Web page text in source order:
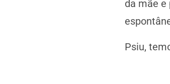
da mãe
Psiu,